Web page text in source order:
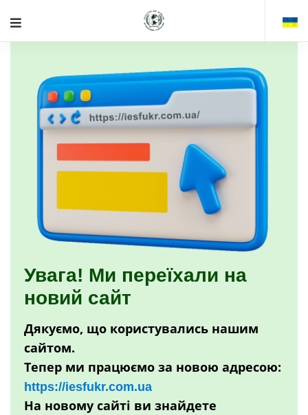
Увага! Ми переїхали на
новий сайт
Дякуємо, що користувались нашим
сайтом.
Тепер ми працюємо за новою адресою:
https://iesfukr.com.ua
На новому сайті ви знайдете